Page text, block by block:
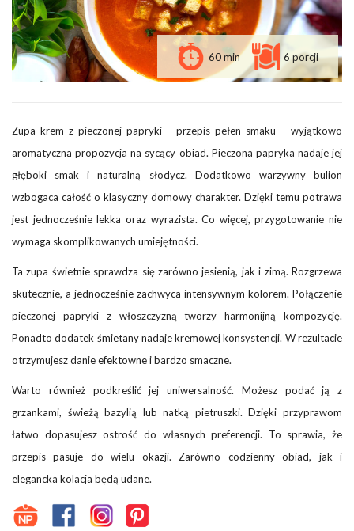
Zupa krem z pieczonej papryki – przepis pełen smaku – wyjątkowo
aromatyczna propozycja na sycący obiad. Pieczona papryka nadaje jej
głęboki smak i naturalną słodycz. Dodatkowo warzywny bulion
wzbogaca całość o klasyczny domowy charakter. Dzięki temu potrawa
jest jednocześnie lekka oraz wyrazista. Co więcej, przygotowanie nie
wymaga skomplikowanych umiejętności.
Ta zupa świetnie sprawdza się zarówno jesienią, jak i zimą. Rozgrzewa
skutecznie, a jednocześnie zachwyca intensywnym kolorem. Połączenie
pieczonej papryki z włoszczyzną tworzy harmonijną kompozycję.
Ponadto dodatek śmietany nadaje kremowej konsystencji. W rezultacie
otrzymujesz danie efektowne i bardzo smaczne.
Warto również podkreślić jej uniwersalność. Możesz podać ją z
grzankami, świeżą bazylią lub natką pietruszki. Dzięki przyprawom
łatwo dopasujesz ostrość do własnych preferencji. To sprawia, że
przepis pasuje do wielu okazji. Zarówno codzienny obiad, jak i
elegancka kolacja będą udane.
60 min 6 porcji